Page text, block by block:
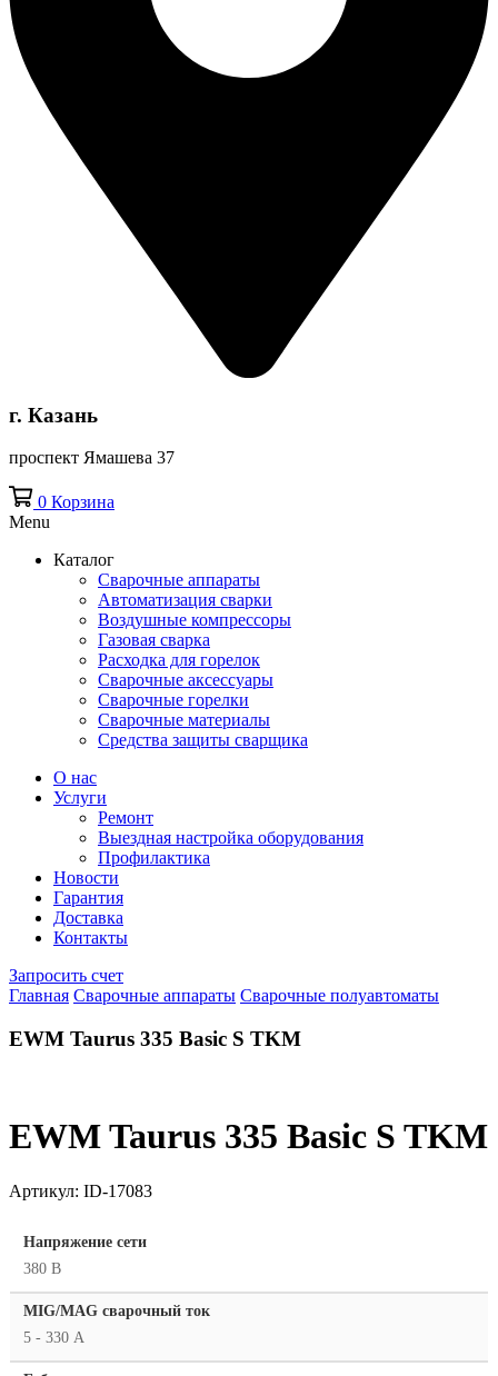
г. Казань
проспект Ямашева 37
0 Корзина
Menu
Каталог
Сварочные аппараты
Автоматизация сварки
Воздушные компрессоры
Газовая сварка
Расходка для горелок
Сварочные аксессуары
Сварочные горелки
Сварочные материалы
Средства защиты сварщика
О нас
Услуги
Ремонт
Выездная настройка оборудования
Профилактика
Новости
Гарантия
Доставка
Контакты
Запросить счет
Главная Сварочные аппараты Сварочные полуавтоматы
EWM Taurus 335 Basic S TKM
EWM Taurus 335 Basic S TKM
Артикул: ID-17083
Напряжение сети
380 В
MIG/MAG cварочный ток
5 - 330 А